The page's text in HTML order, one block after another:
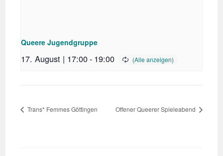
Queere Jugendgruppe
17. August | 17:00- 19:00
Trans* Femmes Göttingen Offener Queerer Spieleabend